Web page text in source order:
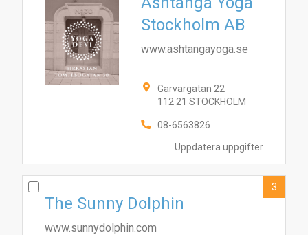
Uppdatera uppgifter
Stockholm AB
www.ashtangayoga.se
Garvargatan 22
112 21 STOCKHOLM
08-6563826
The Sunny Dolphin
www.sunnydolphin.com
3